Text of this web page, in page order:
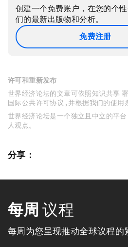
创建一个免费账户，在您的个
们的最新出版物和分析。
免费注册
许可和重新发布
世界经济论坛的文章可依照知识共享
国际公共许可协议 , 并根据我们的使用
世界经济论坛是一个独立且中立的平
人观点。
分享：
每周 议程
每周为您呈现推动全球议程的